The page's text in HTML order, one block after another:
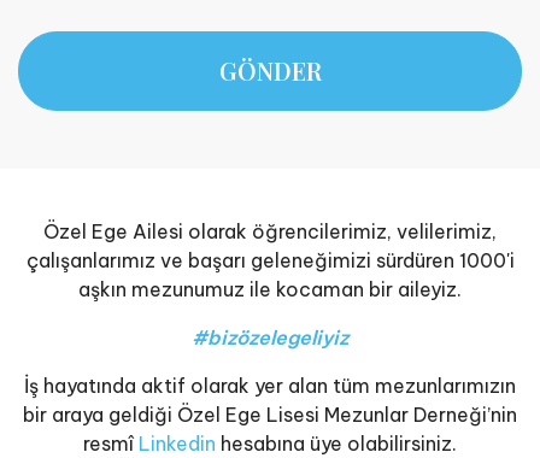
GÖNDER
Özel Ege Ailesi olarak öğrencilerimiz, velilerimiz,
çalışanlarımız ve başarı geleneğimizi sürdüren 1000'i
aşkın mezunumuz ile kocaman bir aileyiz.
#bizözelegeliyiz
İş hayatında aktif olarak yer alan tüm mezunlarımızın
bir araya geldiği Özel Ege Lisesi Mezunlar Derneği’nin
resmî Linkedin hesabına üye olabilirsiniz.